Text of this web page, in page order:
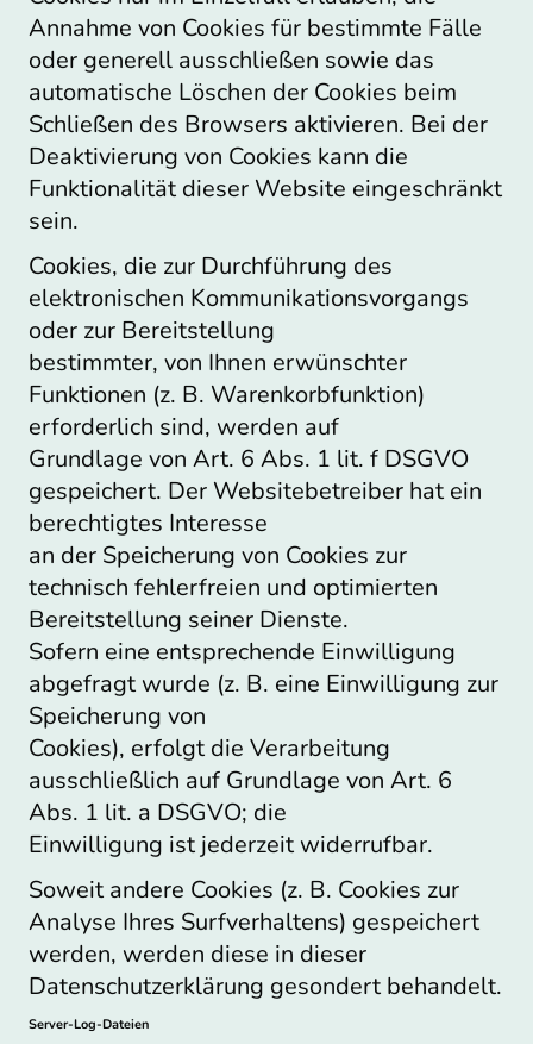
Annahme von Cookies für bestimmte Fälle
oder generell ausschließen sowie das
automatische Löschen der Cookies beim
Schließen des Browsers aktivieren. Bei der
Deaktivierung von Cookies kann die
Funktionalität dieser Website eingeschränkt
sein.
Cookies, die zur Durchführung des
elektronischen Kommunikationsvorgangs
oder zur Bereitstellung
bestimmter, von Ihnen erwünschter
Funktionen (z. B. Warenkorbfunktion)
erforderlich sind, werden auf
Grundlage von Art. 6 Abs. 1 lit. f DSGVO
gespeichert. Der Websitebetreiber hat ein
berechtigtes Interesse
an der Speicherung von Cookies zur
technisch fehlerfreien und optimierten
Bereitstellung seiner Dienste.
Sofern eine entsprechende Einwilligung
abgefragt wurde (z. B. eine Einwilligung zur
Speicherung von
Cookies), erfolgt die Verarbeitung
ausschließlich auf Grundlage von Art. 6
Abs. 1 lit. a DSGVO; die
Einwilligung ist jederzeit widerrufbar.
Soweit andere Cookies (z. B. Cookies zur
Analyse Ihres Surfverhaltens) gespeichert
werden, werden diese in dieser
Datenschutzerklärung gesondert behandelt.
Server-Log-Dateien